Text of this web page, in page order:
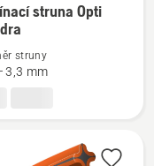
struna Opti
struny
3,3 mm